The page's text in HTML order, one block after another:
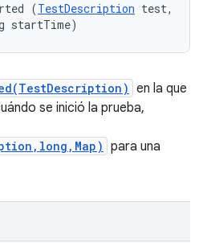
(TestDescription test,
startTime)
en la que
se inició la prueba,
para una